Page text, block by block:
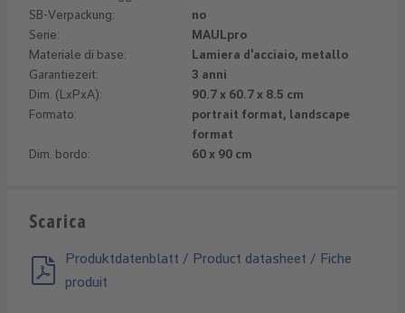
SB-Verpackung:
no
Serie:
MAULpro
Materiale di base:
Lamiera d'acciaio, metallo
Garantiezeit:
3 anni
Dim. (LxPxA):
90.7 x 60.7 x 8.5 cm
Formato:
portrait format, landscape
format
Dim. bordo:
60 x 90 cm
Scarica
Produktdatenblatt / Product datasheet / Fiche
produit